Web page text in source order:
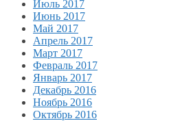
Июль 2017
Июнь 2017
Май 2017
Апрель 2017
Март 2017
Февраль 2017
Январь 2017
Декабрь 2016
Ноябрь 2016
Октябрь 2016